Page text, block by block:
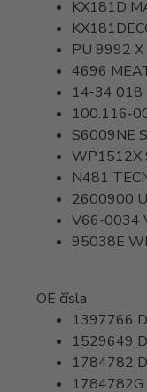
KX181D
PU 9992 X
4696
14-34 018
100.116-
S6009NE
WP1512X
N481
2600900
V66-0034
95038E
OE čísla
1397766
1529649
1784782
1784782G